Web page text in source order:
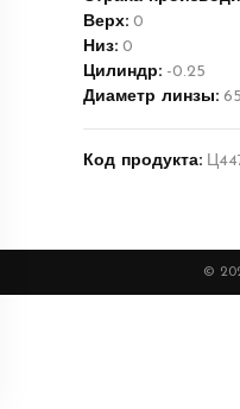
Верх: 0
Низ: 0
Цилиндр: -0.25
Диаметр линзы:
Код продукта:
©